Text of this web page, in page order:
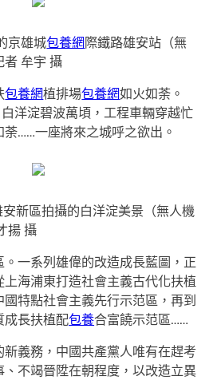
京雄城包養網 際鐵路雄安站（無
者 牟宇 攝
包養網植排場包養網如火如荼。
洋淀碧波萬頃，工程車輛穿越忙
……一座將來之城呼之欲出。
新區拍攝的白洋淀美景（無人機
揚 攝
。一系列雄偉的改造成長藍圖，正
海浦東打造社會主義古代化扶植
特點社會主義先行示范區，再到
成長扶植配包養合富饒示范區……
新義務，中國共產黨人唯有在趕考
不竭晉陞在朝程度，以改造立異